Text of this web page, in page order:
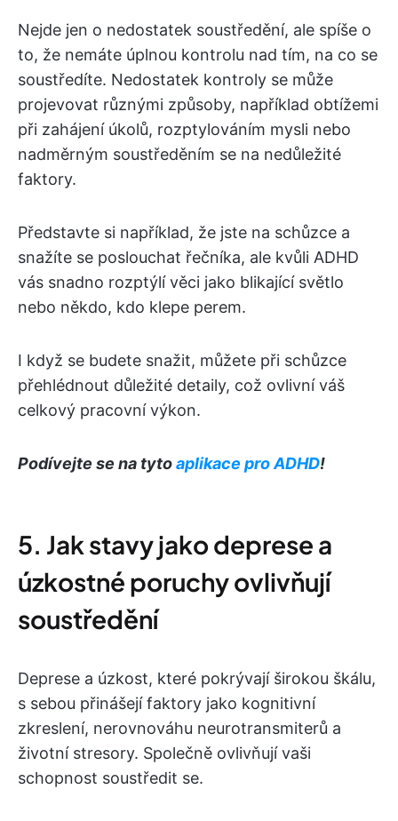
Nejde jen o nedostatek soustředění, ale spíše o
to, že nemáte úplnou kontrolu nad tím, na co se
soustředíte. Nedostatek kontroly se může
projevovat různými způsoby, například obtížemi
při zahájení úkolů, rozptylováním mysli nebo
nadměrným soustředěním se na nedůležité
faktory.
Představte si například, že jste na schůzce a
snažíte se poslouchat řečníka, ale kvůli ADHD
vás snadno rozptýlí věci jako blikající světlo
nebo někdo, kdo klepe perem.
I když se budete snažit, můžete při schůzce
přehlédnout důležité detaily, což ovlivní váš
celkový pracovní výkon.
Podívejte se na tytoaplikace pro ADHD!
5. Jak stavy jako deprese a
úzkostné poruchy ovlivňují
soustředění
Deprese a úzkost, které pokrývají širokou škálu,
s sebou přinášejí faktory jako kognitivní
zkreslení, nerovnováhu neurotransmiterů a
životní stresory. Společně ovlivňují vaši
schopnost soustředit se.